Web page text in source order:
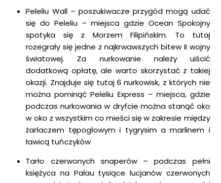
Peleliu Wall – poszukiwacze przygód mogą udać
się do Peleliu – miejsca gdzie Ocean Spokojny
spotyka się z Morzem Filipińskim. To tutaj
rozegrały się jedne z najkrwawszych bitew II wojny
światowej. Za nurkowanie należy uiścić
dodatkową opłatę, ale warto skorzystać z takiej
okazji. Znajduje się tutaj 6 nurkowisk, z których nie
można pominąć Peleliu Express – miejsca, gdzie
podczas nurkowania w dryfcie można stanąć oko
w oko z wszystkim co mieści się w zakresie między
żarłaczem tępogłowym i tygrysim a marlinem i
ławicą tuńczyków
Tarło czerwonych snaperów – podczas pełni
księżyca na Palau tysiące lucjanów czerwonych